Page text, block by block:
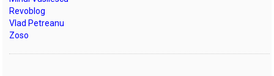
Revoblog
Vlad Petreanu
Zoso